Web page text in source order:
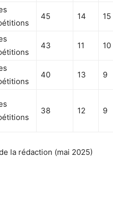
45 14 15
43 11 10
40 13 9
38 12 9
la rédaction (mai 2025)